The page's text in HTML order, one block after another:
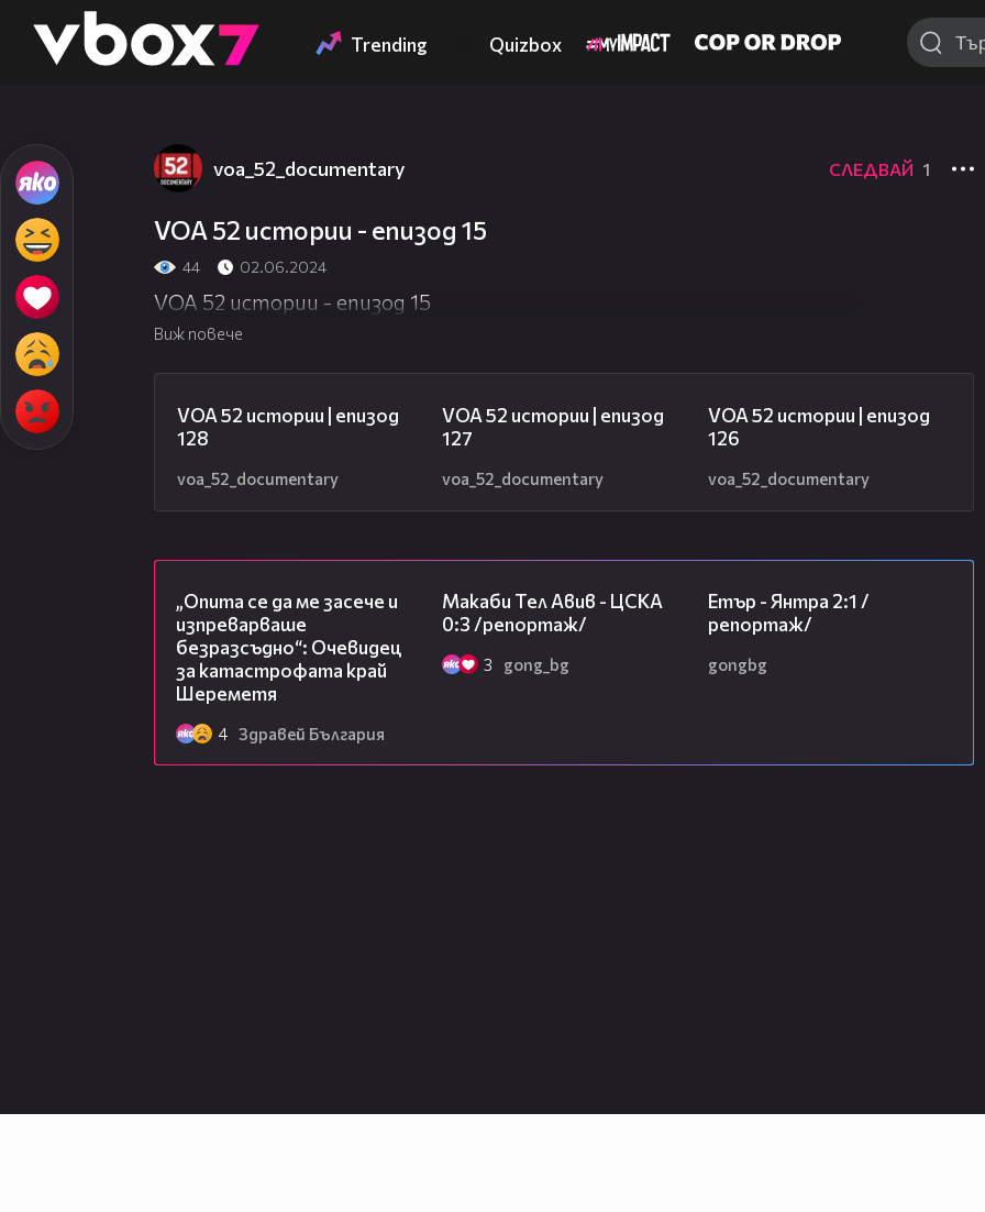
👾 Trending Quizbox
voa_52_documentary СЛЕДВАЙ 1
VOA 52 истории - епизод 15
44 02.06.2024
VOA 52 истории - епизод 15
Виж повече
VOA 52 истории | епизод
128
voa_52_documentary
VOA 52 истории | епизод
127
voa_52_documentary
VOA 52 истории | епизод
126
voa_52_documentary
„Опита се да ме засече и
изпреварваше
безразсъдно“: Очевидец
за катастрофата край
Шереметя
4 Здравей България
Макаби Тел Авив - ЦСКА
0:3 /репортаж/
3 gong_bg
Етър - Янтра 2:1 /
репортаж/
gongbg